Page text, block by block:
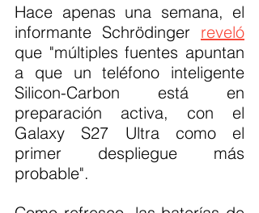
Hace apenas una semana, el
informante Schrödinger reveló
que "múltiples fuentes apuntan
a que un teléfono inteligente
Silicon-Carbon está en
preparación activa, con el
Galaxy S27 Ultra como el
primer despliegue más
probable".